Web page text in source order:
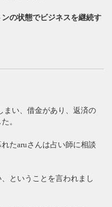
の状態でビジネスを継続す
まい、借金があり、返済の
。
たaruさんは占い師に相談
ということを言われまし